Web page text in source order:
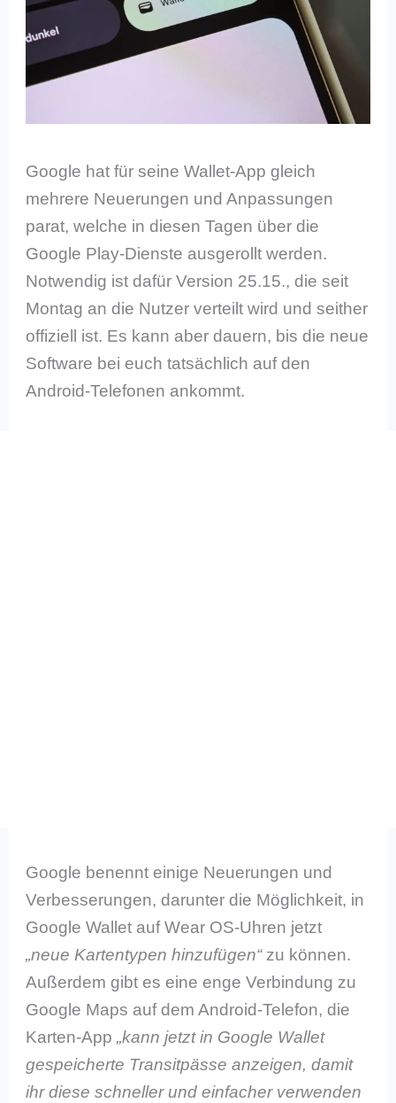
Google hat für seine Wallet-App gleich
mehrere Neuerungen und Anpassungen
parat, welche in diesen Tagen über die
Google Play-Dienste ausgerollt werden.
Notwendig ist dafür Version 25.15., die seit
Montag an die Nutzer verteilt wird und seither
offiziell ist. Es kann aber dauern, bis die neue
Software bei euch tatsächlich auf den
Android-Telefonen ankommt.
Google benennt einige Neuerungen und
Verbesserungen, darunter die Möglichkeit, in
Google Wallet auf Wear OS-Uhren jetzt
„neue Kartentypen hinzufügen“zu können.
Außerdem gibt es eine enge Verbindung zu
Google Maps auf dem Android-Telefon, die
Karten-App„kann jetzt in Google Wallet
gespeicherte Transitpässe anzeigen, damit
ihr diese schneller und einfacher verwenden